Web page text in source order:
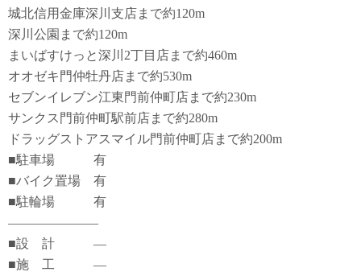
城北信用金庫深川支店まで約120m
深川公園まで約120m
まいばすけっと深川2丁目店まで約460m
オオゼキ門仲牡丹店まで約530m
セブンイレブン江東門前仲町店まで約230m
サンクス門前仲町駅前店まで約280m
ドラッグストアスマイル門前仲町店まで約200m
■駐車場 有
■バイク置場 有
■駐輪場 有
―――――――
■設 計 ―
■施 工 ―